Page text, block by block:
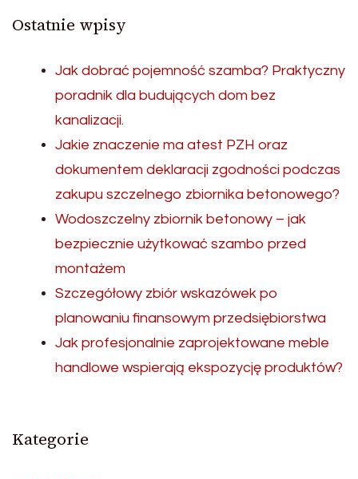
Ostatnie wpisy
Jak dobrać pojemność szamba? Praktyczny
poradnik dla budujących dom bez
kanalizacji.
Jakie znaczenie ma atest PZH oraz
dokumentem deklaracji zgodności podczas
zakupu szczelnego zbiornika betonowego?
Wodoszczelny zbiornik betonowy – jak
bezpiecznie użytkować szambo przed
montażem
Szczegółowy zbiór wskazówek po
planowaniu finansowym przedsiębiorstwa
Jak profesjonalnie zaprojektowane meble
handlowe wspierają ekspozycję produktów?
Kategorie